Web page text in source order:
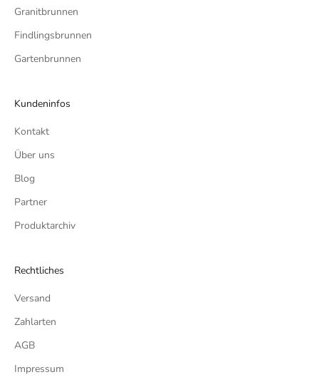
Granitbrunnen
Findlingsbrunnen
Gartenbrunnen
Kundeninfos
Kontakt
Über uns
Blog
Partner
Produktarchiv
Rechtliches
Versand
Zahlarten
AGB
Impressum